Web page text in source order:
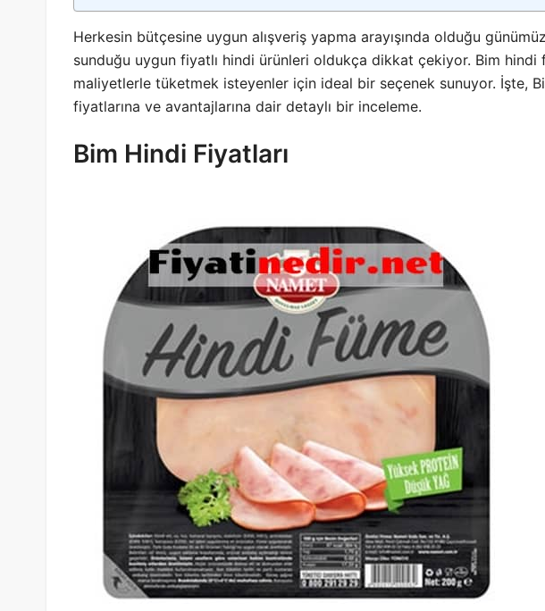
Herkesin bütçesine uygun alışveriş yapma arayışında olduğu
sunduğu uygun fiyatlı hindi ürünleri oldukça dikkat çekiyor. Bim hindi
maliyetlerle tüketmek isteyenler için ideal bir seçenek sunuyor. İşte,
fiyatlarına ve avantajlarına dair detaylı bir inceleme.
Bim Hindi Fiyatları